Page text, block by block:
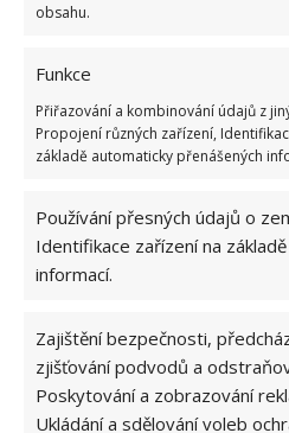
obsahu.
Funkce
Přiřazování a kombinování údajů z
Propojení různých zařízení,
základě automaticky přenášených
Používání přesných údajů o
Identifikace zařízení na
informací.
Zajištění bezpečnosti,
zjišťování podvodů a
Poskytování a zobrazování
Ukládání a sdělování voleb